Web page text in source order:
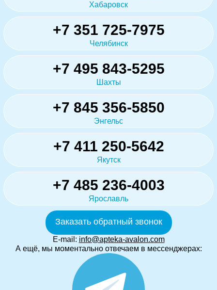
Хабаровск
+7 351 725-7975
Челябинск
+7 495 843-5295
Шахты
+7 845 356-5850
Энгельс
+7 411 250-5642
Якутск
+7 485 236-4003
Ярославль
Заказать обратный звонок
E-mail: info@apteka-avalon.com
А ещё, мы моментально отвечаем в мессенджерах: